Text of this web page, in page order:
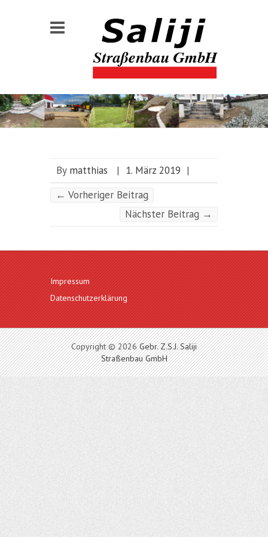
By matthias | 1. März 2019 |
← Vorheriger Beitrag
Nächster Beitrag →
Impressum
Datenschutzerklärung
Copyright © 2026Gebr. Z.S.J. Saliji
Straßenbau GmbH